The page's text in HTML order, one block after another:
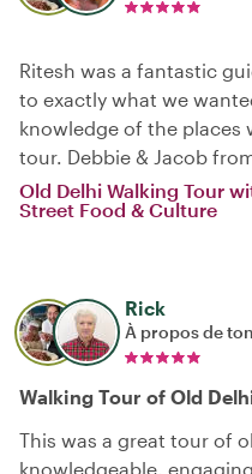
Ritesh was a fantastic
to exactly what we
knowledge of the places
tour. Debbie & Jacob
Old Delhi Walking Tour
Street Food & Culture
Rick
À propos de
Walking Tour of Old
This was a great tour of
knowledgeable,